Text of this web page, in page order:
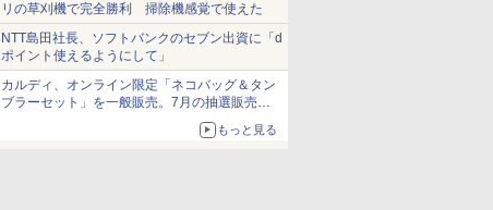
リの草刈機で完全勝利 掃除機感覚で使えた
NTT島田社長、ソフトバンクのセブン出資に「d
ポイント使えるようにして」
カルディ、オンライン限定「ネコバッグ＆タン
ブラーセット」を一般販売。7月の抽選販売の
もっと見る